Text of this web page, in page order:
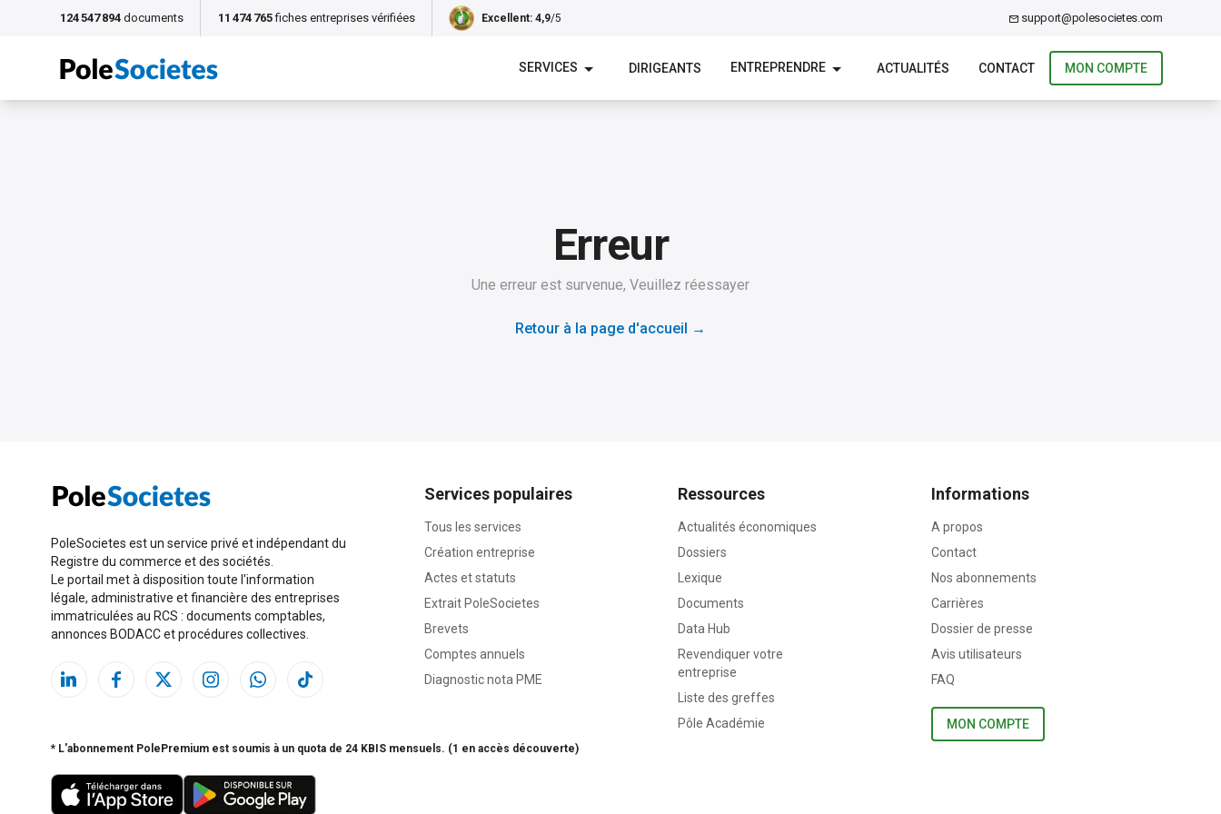
124 547 894 documents 11 474 765 fiches entreprises vérifiées Excellent: 4,9/5 support@polesocietes.com
SERVICES DIRIGEANTS ENTREPRENDRE ACTUALITÉS CONTACT MON COMPTE
Erreur
Une erreur est survenue, Veuillez réessayer
Retour à la page d'accueil →
PoleSocietes est un service privé et indépendant du
Registre du commerce et des sociétés.
Le portail met à disposition toute l'information
légale, administrative et financière des entreprises
immatriculées au RCS : documents comptables,
annonces BODACC et procédures collectives.
Services populaires
Tous les services
Création entreprise
Actes et statuts
Extrait PoleSocietes
Brevets
Comptes annuels
Diagnostic nota PME
Ressources
Actualités économiques
Dossiers
Lexique
Documents
Data Hub
Revendiquer votre
entreprise
Liste des greffes
Pôle Académie
Informations
A propos
Contact
Nos abonnements
Carrières
Dossier de presse
Avis utilisateurs
FAQ
MON COMPTE
* L'abonnement PolePremium est soumis à un quota de 24 KBIS mensuels. (1 en accès découverte)